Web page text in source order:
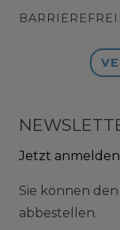
Jetzt
Sie können
abbestellen.